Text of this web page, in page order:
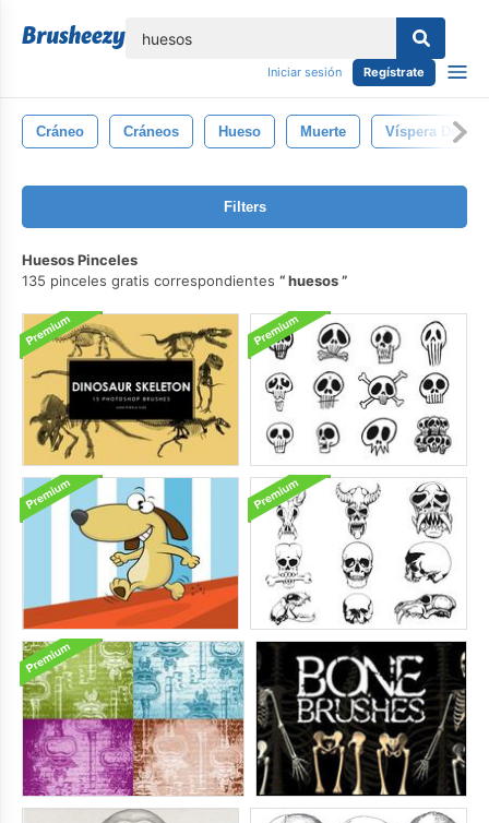
Iniciar sesión Regístrate
Cráneo Cráneos Hueso Muerte Víspera De
Filters
Huesos Pinceles
135 pinceles gratis correspondientes
huesos